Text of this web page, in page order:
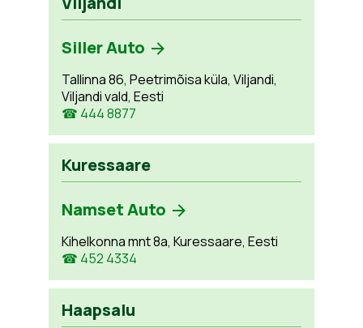
Siller Auto
Tallinna 86, Peetrimõisa küla, Viljandi,
Viljandi vald, Eesti
☎ 444 8877
Kuressaare
Namset Auto
Kihelkonna mnt 8a, Kuressaare, Eesti
☎ 452 4334
Haapsalu